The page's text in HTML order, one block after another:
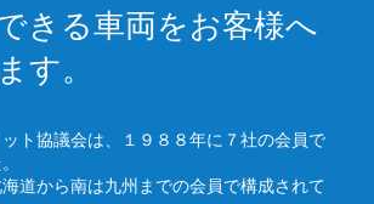
きる車両をお客様へ
す。
ト協議会は、１９８８年に７社の会員で
道から南は九州までの会員で構成されて